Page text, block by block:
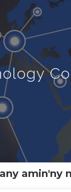
amin'ny